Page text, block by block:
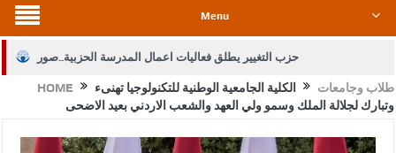
Menu
حزب التغيير يطلق فعاليات اعمال المدرسة الحزبية..صور
الجيش يفتح باب التجنيد لحملة البكالوريوس في الحقوق والقانون
HOME طلاب وجامعات
الكلية الجامعية الوطنية للتكنولوجيا تهنىء
وتبارك لجلالة الملك وسمو ولي العهد والشعب الاردني بعيد الاضحى